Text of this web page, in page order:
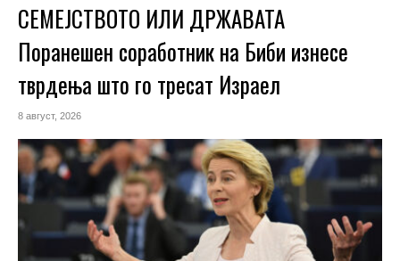
СЕМЕЈСТВОТО ИЛИ ДРЖАВАТА
Поранешен соработник на Биби изнесе
тврдења што го тресат Израел
8 август, 2026